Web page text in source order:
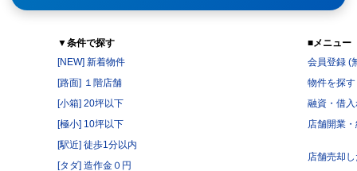
▼条件で探す
[NEW] 新着物件
[路面] １階店舗
[小箱] 20坪以下
[極小] 10坪以下
[駅近] 徒歩1分以内
[タダ] 造作金０円
■メニュー
会員登録 (
物件を探す
融資・借
店舗開業
店舗売却